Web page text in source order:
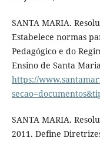
SANTA MARIA.
Estabelece normas
Pedagógico e do
Ensino de Santa
https://
SANTA MARIA.
2011. Define